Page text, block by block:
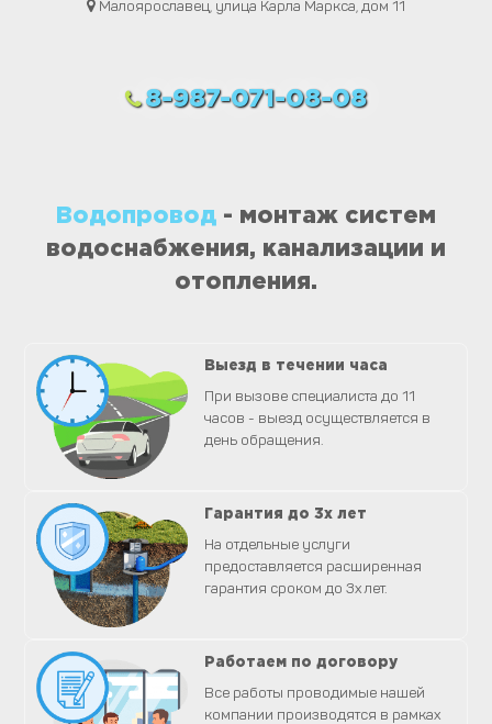
Малоярославец, улица Карла Маркса, дом 11
8-987-071-08-08
Водопровод - монтаж систем
водоснабжения, канализации и
отопления.
Выезд в течении часа
При вызове специалиста до 11
часов - выезд осуществляется в
день обращения.
Гарантия до 3х лет
На отдельные услуги
предоставляется расширенная
гарантия сроком до 3х лет.
Работаем по договору
Все работы проводимые нашей
компании производятся в рамках